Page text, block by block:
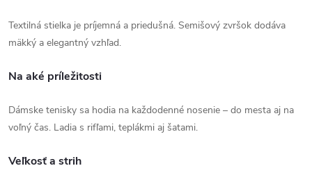
Textilná stielka je príjemná a priedušná. Semišový zvršok dodáva
mäkký a elegantný vzhľad.
Na aké príležitosti
Dámske tenisky sa hodia na každodenné nosenie – do mesta aj na
voľný čas. Ladia s rifľami, teplákmi aj šatami.
Veľkosť a strih